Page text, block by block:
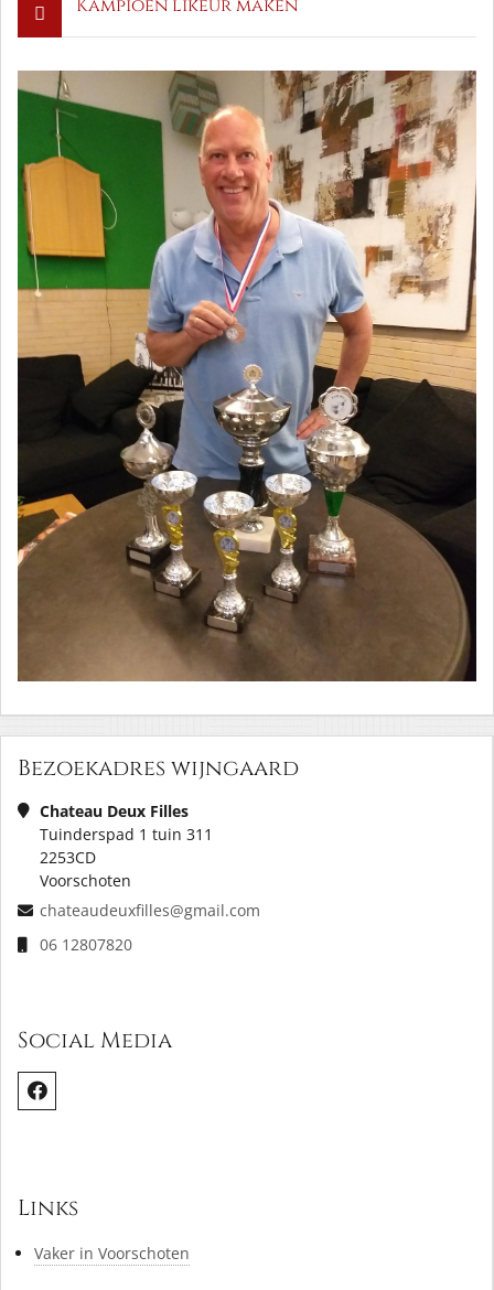
Kampioen likeur maken
Bezoekadres wijngaard
Chateau Deux Filles
Tuinderspad 1 tuin 311
2253CD
Voorschoten
chateaudeuxfilles@gmail.com
06 12807820
Social Media
Links
Vaker in Voorschoten